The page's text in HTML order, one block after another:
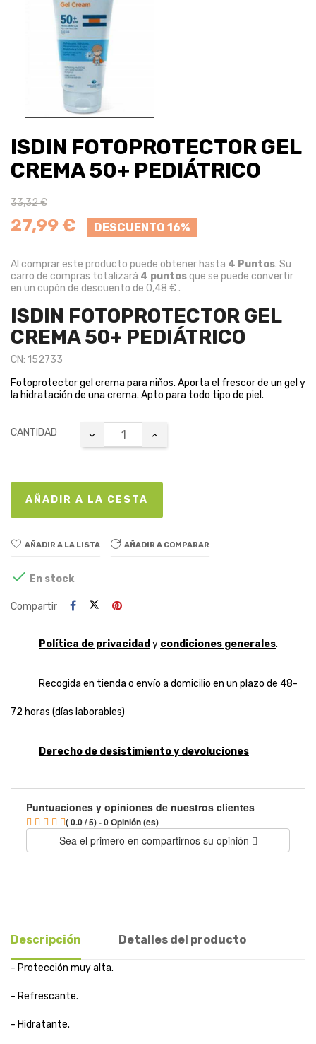
ISDIN FOTOPROTECTOR GEL
CREMA 50+ PEDIÁTRICO
33,32 €
27,99 € DESCUENTO 16%
Al comprar este producto puede obtener hasta 4 Puntos. Su
carro de compras totalizará 4 puntosque se puede convertir
en un cupón de descuento de 0,48 €.
ISDIN FOTOPROTECTOR GEL
CREMA 50+ PEDIÁTRICO
CN: 152733
Fotoprotector gel crema para niños. Aporta el frescor de un gel y
la hidratación de una crema. Apto para todo tipo de piel.
CANTIDAD
AÑADIR A LA CESTA
AÑADIR A LA LISTA AÑADIR A COMPARAR
 En stock
Compartir
Política de privacidad y condiciones generales.
Recogida en tienda o envío a domicilio en un plazo de 48-
72 horas (días laborables)
Derecho de desistimiento y devoluciones
Puntuaciones y opiniones de nuestros clientes
( 0.0 / 5) - 0 Opinión (es)
Sea el primero en compartirnos su opinión
Descripción Detalles del producto
- Protección muy alta.
- Refrescante.
- Hidratante.